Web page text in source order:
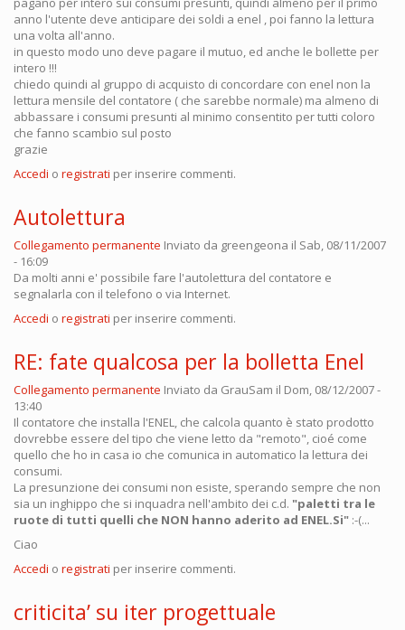
anno l'utente deve anticipare dei soldi a enel , poi fanno la lettura
una volta all'anno.
in questo modo uno deve pagare il mutuo, ed anche le bollette per
intero !!!
chiedo quindi al gruppo di acquisto di concordare con enel non la
lettura mensile del contatore ( che sarebbe normale) ma almeno di
abbassare i consumi presunti al minimo consentito per tutti coloro
che fanno scambio sul posto
grazie
Accedi o registrati per inserire commenti.
Autolettura
Collegamento permanente Inviato da greengeona il Sab, 08/11/2007
- 16:09
Da molti anni e' possibile fare l'autolettura del contatore e
segnalarla con il telefono o via Internet.
Accedi o registrati per inserire commenti.
RE: fate qualcosa per la bolletta Enel
Collegamento permanente Inviato da GrauSam il Dom, 08/12/2007 -
13:40
Il contatore che installa l'ENEL, che calcola quanto è stato prodotto
dovrebbe essere del tipo che viene letto da "remoto", cioé come
quello che ho in casa io che comunica in automatico la lettura dei
consumi.
La presunzione dei consumi non esiste, sperando sempre che non
sia un inghippo che si inquadra nell'ambito dei c.d. "paletti tra le
ruote di tutti quelli che NON hanno aderito ad ENEL.Si" :-(...
Ciao
Accedi o registrati per inserire commenti.
criticita’ su iter progettuale